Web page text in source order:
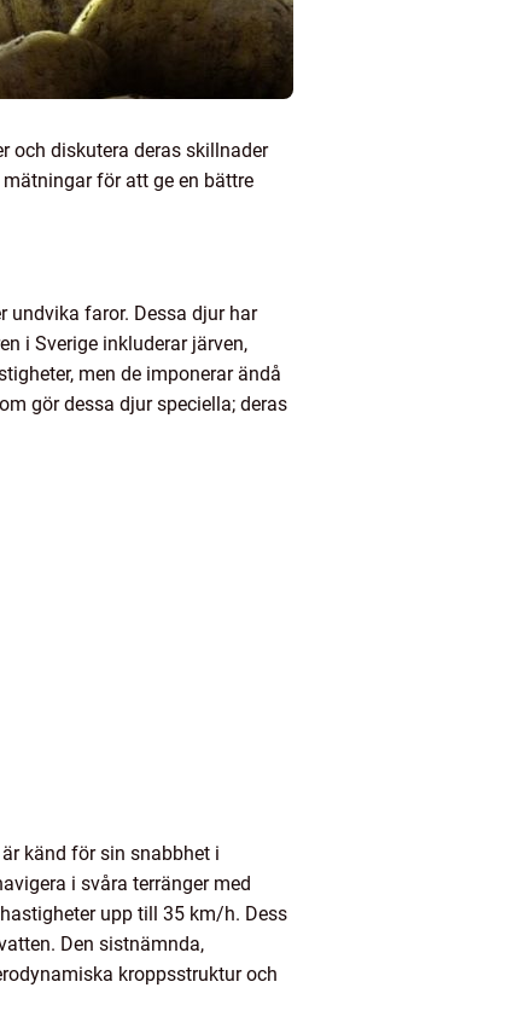
och diskutera deras skillnader
för att ge en bättre
undvika faror. Dessa djur har
i Sverige inkluderar järven,
men de imponerar ändå
gör dessa djur speciella; deras
känd för sin snabbhet i
i svåra terränger med
upp till 35 km/h. Dess
Den sistnämnda,
kroppsstruktur och